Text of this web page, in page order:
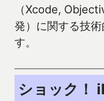
（Xcode,
発）に関する技
す。
ショック！